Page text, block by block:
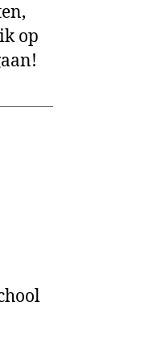
op